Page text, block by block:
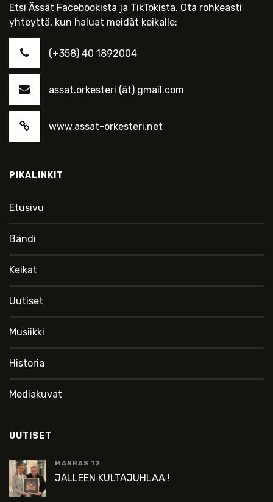
Etsi Ässät Facebookista ja TikTokista. Ota rohkeasti
yhteyttä, kun haluat meidät keikalle:
(+358) 40 1892004
assat.orkesteri (ät) gmail.com
www.assat-orkesteri.net
PIKALINKIT
Etusivu
Bändi
Keikat
Uutiset
Musiikki
Historia
Mediakuvat
UUTISET
MARRAS 12
JÄLLEEN KULTAJUHLAA !